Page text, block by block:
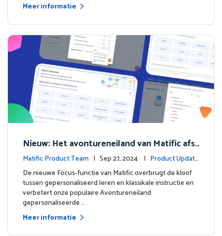
Meer informatie
Nieuw: Het avontureneiland van Matific afst
emmen op het leren in de klas
Matific Product Team | Sep 27, 2024 | Product Update
s
De nieuwe Focus-functie van Matific overbrugt de kloof
tussen gepersonaliseerd leren en klassikale instructie en
verbetert onze populaire Avontureneiland
gepersonaliseerde …
Meer informatie